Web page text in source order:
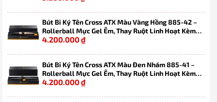
Bút Bi Ký Tên Cross ATX Màu Vàng Hồng 885-42 –
Rollerball Mực Gel Êm, Thay Ruột Linh Hoạt Kèm
Hộp Quà
4.200.000₫
Bút Bi Ký Tên Cross ATX Màu Đen Nhám 885-41 –
Rollerball Mực Gel Êm, Thay Ruột Linh Hoạt Kèm
Hộp Quà Cao Cấp
4.200.000₫